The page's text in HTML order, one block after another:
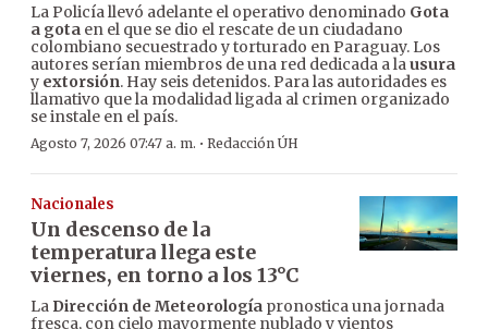
La Policía llevó adelante el operativo denominado Gota
a gota en el que se dio el rescate de un ciudadano
colombiano secuestrado y torturado en Paraguay. Los
autores serían miembros de una red dedicada a lausura
y extorsión. Hay seis detenidos. Para las autoridades es
llamativo que la modalidad ligada al crimen organizado
se instale en el país.
Agosto 7, 2026 07:47 a. m. · Redacción ÚH
Nacionales
Un descenso de la
temperatura llega este
viernes, en torno a los 13°C
La Dirección de Meteorología pronostica una jornada
fresca, con cielo mayormente nublado y vientos